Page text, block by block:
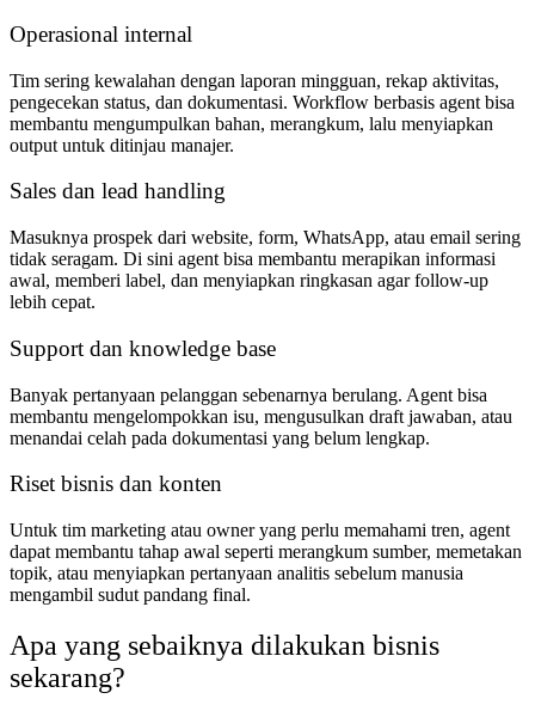
Operasional internal
Tim sering kewalahan dengan laporan mingguan, rekap aktivitas,
pengecekan status, dan dokumentasi. Workflow berbasis agent bisa
membantu mengumpulkan bahan, merangkum, lalu menyiapkan
output untuk ditinjau manajer.
Sales dan lead handling
Masuknya prospek dari website, form, WhatsApp, atau email sering
tidak seragam. Di sini agent bisa membantu merapikan informasi
awal, memberi label, dan menyiapkan ringkasan agar follow-up
lebih cepat.
Support dan knowledge base
Banyak pertanyaan pelanggan sebenarnya berulang. Agent bisa
membantu mengelompokkan isu, mengusulkan draft jawaban, atau
menandai celah pada dokumentasi yang belum lengkap.
Riset bisnis dan konten
Untuk tim marketing atau owner yang perlu memahami tren, agent
dapat membantu tahap awal seperti merangkum sumber, memetakan
topik, atau menyiapkan pertanyaan analitis sebelum manusia
mengambil sudut pandang final.
Apa yang sebaiknya dilakukan bisnis
sekarang?